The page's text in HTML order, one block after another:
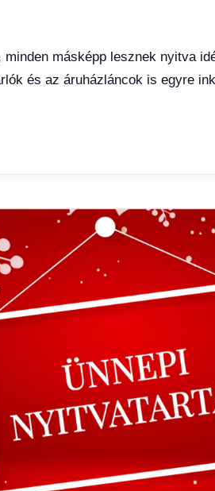
,
,
másképp lesznek nyitva
és az áruházláncok is egyre